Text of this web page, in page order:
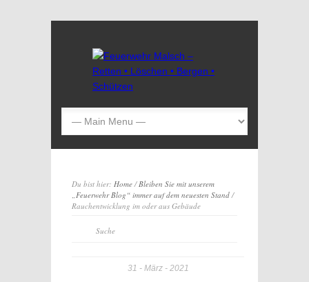
Du bist hier: Home/Bleiben Sie mit unserem
„Feuerwehr Blog“ immer auf dem neuesten Stand/
Rauchentwicklung im oder aus Gebäude
31 März 2021